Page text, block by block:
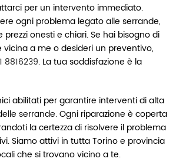
per un intervento immediato.
ogni problema legato alle serrande,
onesti e chiari. Se hai bisogno di
vicina a me o desideri un preventivo,
8816239. La tua soddisfazione è la
abilitati per garantire interventi di alta
serrande. Ogni riparazione è coperta
la certezza di risolvere il problema
Siamo attivi in tutta Torino e provincia
che si trovano vicino a te.